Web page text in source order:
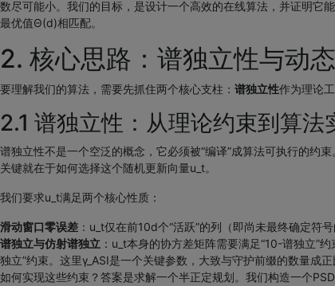
数尽可能小。我们的目标，是设计一个高效的在线算法，并证明
最优值Θ(d)相匹配。
2. 核心思路：谱独立性与动
要理解我们的算法，需要先抓住两个核心支柱： 谱独立性作为理论
2.1 谱独立性：从理论约束到算法
谱独立性不是一个空泛的概念，它必须被“编译”成算法可执行的
关键就在于如何选择这个随机更新向量u_t。
我们要求u_t满足两个核心性质：
滑动窗口零误差 ：u_t仅在前10d个“活跃”的列（即尚未最终确定符
谱独立与仿射谱独立 ：u_t本身的协方差矩阵需要满足“10-谱独立”
独立”约束。这里γ_ASI是一个关键参数，大致与守护前缀的数量成正
如何实现这些约束？答案是求解一个半正定规划。我们构造一个